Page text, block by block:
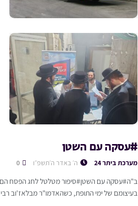
#עסקה עם השטן
מערכת ביתר 24 ה׳ באדר ה׳תשפ״ו
ב"ה#עסקה עם השטן#סיפור מטלטל לחג הפסח הם
בעיצומם של ימי התופת, כשהאדמו"ר מבלאז'וב